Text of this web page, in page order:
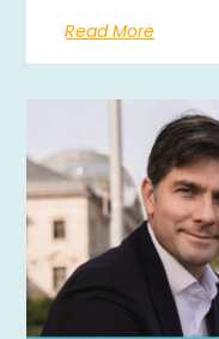
Read More